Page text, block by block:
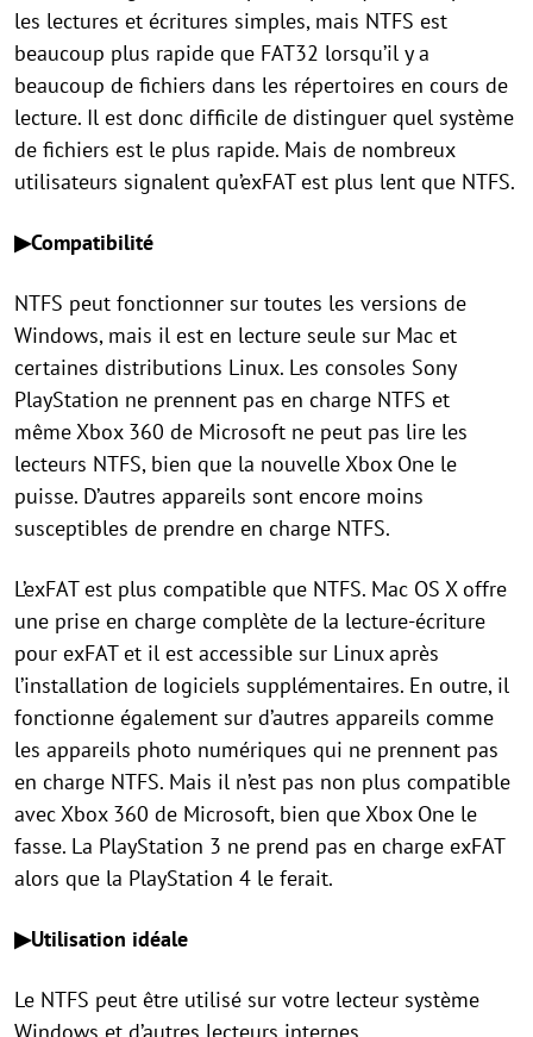
les lectures et écritures simples, mais NTFS est
beaucoup plus rapide que FAT32 lorsqu’il y a
beaucoup de fichiers dans les répertoires en cours de
lecture. Il est donc difficile de distinguer quel système
de fichiers est le plus rapide. Mais de nombreux
utilisateurs signalent qu’exFAT est plus lent que NTFS.
▶Compatibilité
NTFS peut fonctionner sur toutes les versions de
Windows, mais il est en lecture seule sur Mac et
certaines distributions Linux. Les consoles Sony
PlayStation ne prennent pas en charge NTFS et
même Xbox 360 de Microsoft ne peut pas lire les
lecteurs NTFS, bien que la nouvelle Xbox One le
puisse. D’autres appareils sont encore moins
susceptibles de prendre en charge NTFS.
L’exFAT est plus compatible que NTFS. Mac OS X offre
une prise en charge complète de la lecture-écriture
pour exFAT et il est accessible sur Linux après
l’installation de logiciels supplémentaires. En outre, il
fonctionne également sur d’autres appareils comme
les appareils photo numériques qui ne prennent pas
en charge NTFS. Mais il n’est pas non plus compatible
avec Xbox 360 de Microsoft, bien que Xbox One le
fasse. La PlayStation 3 ne prend pas en charge exFAT
alors que la PlayStation 4 le ferait.
▶Utilisation idéale
Le NTFS peut être utilisé sur votre lecteur système